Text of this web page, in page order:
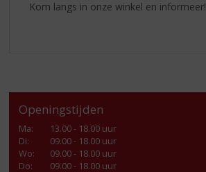
Kom langs in onze winkel en informeer!
Openingstijden
Ma:
13.00 - 18.00 uur
Di:
09.00 - 18.00 uur
Wo:
09.00 - 18.00 uur
Do:
09.00 - 18.00 uur